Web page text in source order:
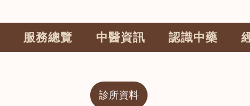
服務總覽 中醫資訊 認識中藥
診所資料